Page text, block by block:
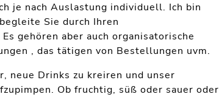
je nach Auslastung individuell. Ich bin
Sie durch Ihren
gehören aber auch organisatorische
, das tätigen von Bestellungen uvm.
neue Drinks zu kreiren und unser
Ob fruchtig, süß oder sauer oder